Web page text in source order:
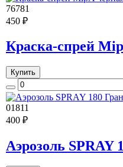
76781
450 ₽
Краска-спрей
Купить
01811
400 ₽
Аэрозоль SPRAY